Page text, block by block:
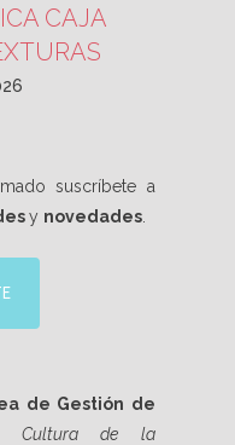
CAJA
suscríbete a
y novedades
de Gestión de
Cultura de la